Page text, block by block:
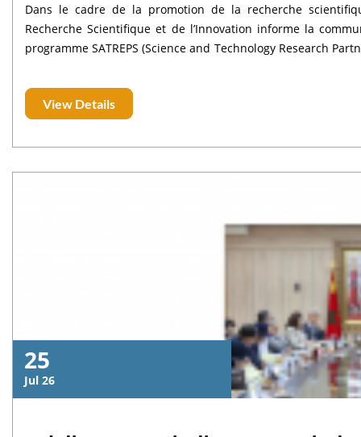
Dans le cadre de la promotion de la recherche
Recherche Scientifique et de l’Innovation informe la
programme SATREPS (Science and Technology Research
View Details
25
Jul 26